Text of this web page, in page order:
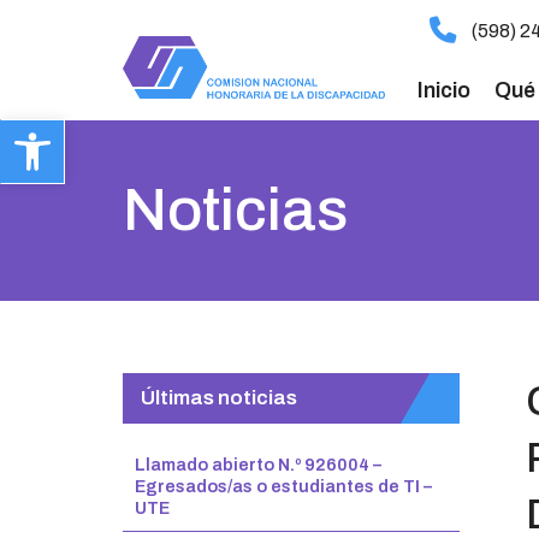
Abrir barra de herramientas
Inicio
(598)
Noticias
Últimas noticias
Llamado abierto N.º 926004 –
Egresados/as o estudiantes de TI –
UTE